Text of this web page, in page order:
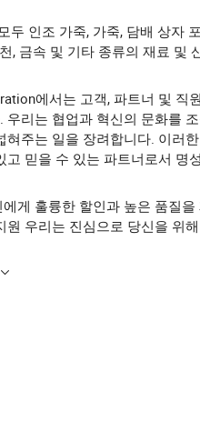
두 인조 가죽, 가죽, 담배 상자
, 금속 및 기타 종류의 재료 및
에서는 고객, 파트너 및 직
우리는 협업과 혁신의 문화를
혀주는 일을 장려합니다. 이러
고 믿을 수 있는 파트너로서 명
게 훌륭한 할인과 높은 품질
원 우리는 진심으로 당신을 위